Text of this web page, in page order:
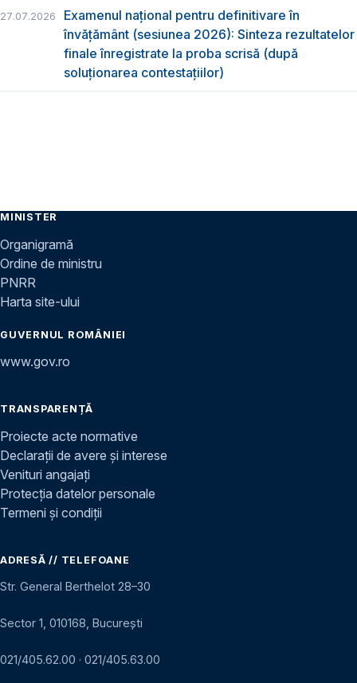
27.07.2026
Examenul național pentru definitivare în
învățământ (sesiunea 2026): Sinteza rezultatelor
finale înregistrate la proba scrisă (după
soluționarea contestațiilor)
MINISTER
Organigramă
Ordine de ministru
PNRR
Harta site-ului
GUVERNUL ROMÂNIEI
www.gov.ro
TRANSPARENȚĂ
Proiecte acte normative
Declarații de avere și interese
Venituri angajați
Protecția datelor personale
Termeni și condiții
ADRESĂ // TELEFOANE
Str. General Berthelot 28–30
Sector 1, 010168, București
021/405.62.00 · 021/405.63.00